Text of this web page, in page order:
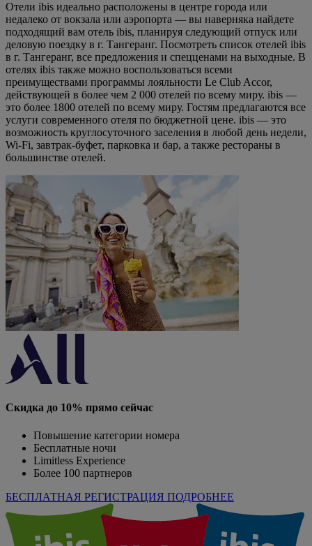
Отели ibis идеально расположены в центре города или
недалеко от вокзала или аэропорта — вы наверняка найдете
подходящий вам отель ibis, планируя следующий отпуск или
деловую поездку в г. Тангеранг. Посмотреть список отелей ibis
в г. Тангеранг, все предложения и спецценами на выходные. В
отелях ibis также можно воспользоваться всеми
преимуществами программы лояльности Le Club Accor,
действующей в более чем 2 000 отелей по всему миру. ibis —
это более 1800 отелей по всему миру. Гостям предлагаются все
услуги современного отеля по бюджетной цене. ibis — это
возможность круглосуточного заселения в любой день недели,
Wi-Fi, завтрак-буфет, парковка и бар, а также рестораны в
большинстве отелей.
Скидка до 10% прямо сейчас
Повышение категории номера
Бесплатные ночи
Limitless Experience
Более 100 партнеров
БЕСПЛАТНАЯ РЕГИСТРАЦИЯ ПОДРОБНЕЕ